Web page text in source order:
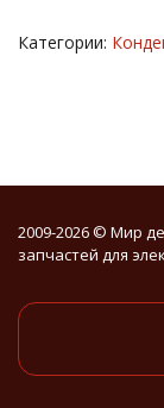
Категории:
2009-2026 © Мир
запчастей для